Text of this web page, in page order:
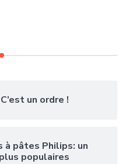
un ordre !
à pâtes Philips: un
populaires